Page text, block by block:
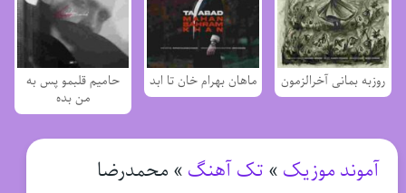
روزبه بمانی آخرالزمون ماهان بهرام خان تا ابد
حامیم قلبمو پس به
من بده
آموند موزیک » تک آهنگ » محمدرضا